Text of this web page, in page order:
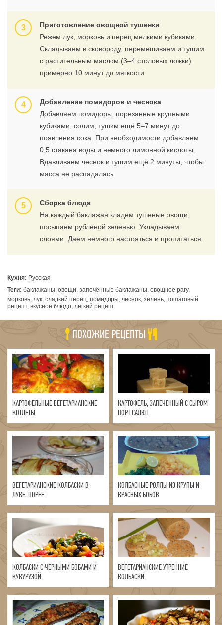
Приготовление овощной тушенки
Режем лук, морковь и перец мелкими кубиками.
Складываем в сковороду, перемешиваем и тушим
с растительным маслом (3–4 столовых ложки)
примерно 10 минут до мягкости.
Добавление помидоров и чеснока
Добавляем помидоры, порезанные крупными
кубиками, солим, тушим ещё 5–7 минут до
появления сока. При необходимости добавляем
0,5 стакана воды и немного лимонной кислоты.
Вдавливаем чеснок и тушим ещё 2 минуты, чтобы
масса не распадалась.
Сборка блюда
На каждый баклажан кладем тушеные овощи,
посыпаем рубленой зеленью. Укладываем
слоями. Даем немного настояться и пропитаться.
Кухня: Русская
Теги: баклажаны, овощи, запечённые баклажаны, овощное рагу,
морковь, лук, сладкий перец, помидоры, чеснок, зелень, пошаговый
рецепт, вкусное блюдо, легкий рецепт
ПОХОЖИЕ РЕЦЕПТЫ
КАРТОФЕЛЬНЫЕ ВЕГЕТАРИАНСКИЕ
КОТЛЕТЫ
КАРТОФЕЛЬ, ЗАПЕЧЕННЫЙ С СЫРОМ
ПОРТ САЛЮТ
ВЕГЕТАРИАНСКИЕ КОЛБАСКИ В
ЛУКЕ-ПОРЕЕ
КОЛБАСНЫЕ РОЛЛЫ ИЗ КРУПЫ И
КРАСНЫХ БОБОВ
КОЛБАСКИ С ЧЕРНЫМИ БОБАМИ И
КУКУРУЗОЙ
ВЕГЕТАРИАНСКИЕ УТРЕННИЕ
КОЛБАСКИ